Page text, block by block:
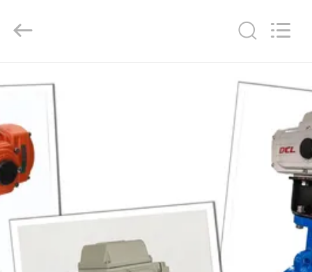
ΠΡΟΪΌΝΤΑ
ΕΜΦΆΝΙΣΗ
VR
ΠΕΡΊΠΟΥ
ΕΜΕΊΣ
Limited.